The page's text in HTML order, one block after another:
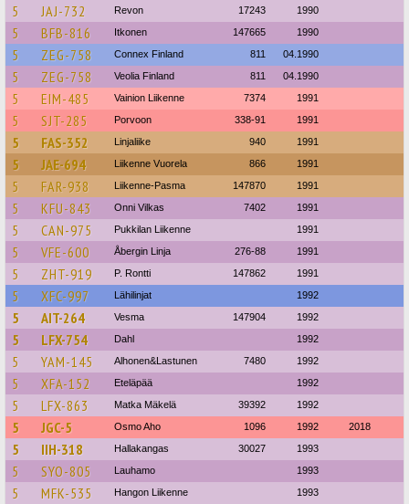
5 JAJ-732 Revon 17243 1990
5 BFB-816 Itkonen 147665 1990
5 ZEG-758 Connex Finland 811 04.1990
5 ZEG-758 Veolia Finland 811 04.1990
5 EIM-485 Vainion Liikenne 7374 1991
5 SJT-285 Porvoon 338-91 1991
5 FAS-352 Linjaliike 940 1991
5 JAE-694 Liikenne Vuorela 866 1991
5 FAR-938 Liikenne-Pasma 147870 1991
5 KFU-843 Onni Vilkas 7402 1991
5 CAN-975 Pukkilan Liikenne 1991
5 VFE-600 Åbergin Linja 276-88 1991
5 ZHT-919 P. Rontti 147862 1991
5 XFC-997 Lähilinjat 1992
5 AIT-264 Vesma 147904 1992
5 LFX-754 Dahl 1992
5 YAM-145 Alhonen&Lastunen 7480 1992
5 XFA-152 Eteläpää 1992
5 LFX-863 Matka Mäkelä 39392 1992
5 JGC-5 Osmo Aho 1096 1992 2018
5 IIH-318 Hallakangas 30027 1993
5 SYO-805 Lauhamo 1993
5 MFK-535 Hangon Liikenne 1993